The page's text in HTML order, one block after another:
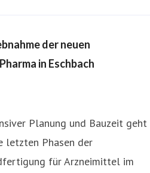
der neuen
in Eschbach
Planung und Bauzeit geht
letzten Phasen der
für Arzneimittel im